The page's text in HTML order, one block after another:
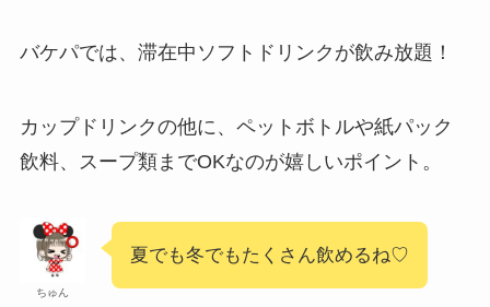
バケパでは、滞在中ソフトドリンクが飲み放題！
カップドリンクの他に、ペットボトルや紙パック
飲料、スープ類までOKなのが嬉しいポイント。
ちゅん
夏でも冬でもたくさん飲めるね♡